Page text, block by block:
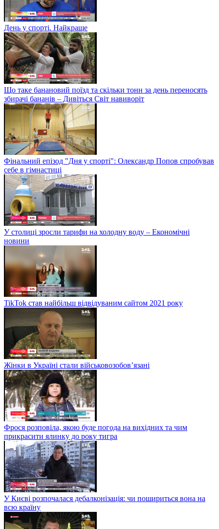
День у спорті. Найкраще
Що таке банановий поїзд та скільки тонн за день переносять
збирачі бананів – Дивіться Світ навиворіт
Фінальний епізод "Дня у спорті": Олександр Попов спробував
себе в гімнастиці
У столиці зросли тарифи на холодну воду – Економічні
новини
TikTok став найбільш відвідуваним сайтом 2021 року
Жінки в Україні стали військовозобов’язані
Фрося розповіла, якою буде погода на вихідних та чим
прикрасити ялинку до року тигра
У Києві розпочалася дебалконізація: чи пошириться вона на
всю країну